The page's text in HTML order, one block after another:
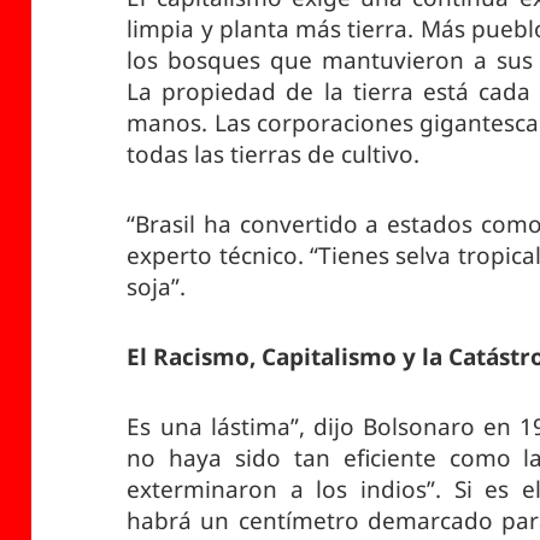
limpia y planta más tierra. Más
los bosques que mantuvieron a
La propiedad de la tierra está cada
manos. Las corporaciones
todas las tierras de cultivo.
“Brasil ha convertido a estados
experto técnico. “Tienes selva
soja”.
El Racismo, Capitalismo y la
Es una lástima”, dijo Bolsonaro en
no haya sido tan eficiente como
exterminaron a los indios”. Si es
habrá un centímetro demarcado